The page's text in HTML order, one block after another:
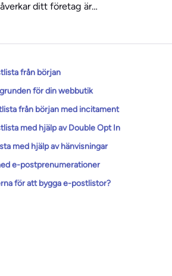
ditt företag är…
från början
för din webbutik
från början med incitament
med hjälp av Double Opt In
med hjälp av hänvisningar
e-postprenumerationer
för att bygga e-postlistor?